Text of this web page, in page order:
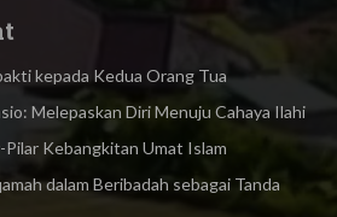
kepada Kedua Orang Tua
Melepaskan Diri Menuju Cahaya Ilahi
Kebangkitan Umat Islam
dalam Beribadah sebagai Tanda